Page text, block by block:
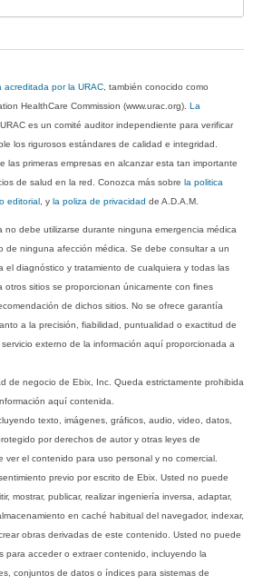
acreditada por la URAC , también conocido como
HealthCare Commission (www.urac.org).La
es un comité auditor independiente para verificar
los rigurosos estándares de calidad e integridad.
las primeras empresas en alcanzar esta tan importante
de salud en la red. Conozca más sobrela politica
editorial , yla poliza de privacidad de A.D.A.M.
debe utilizarse durante ninguna emergencia médica
de ninguna afección médica. Se debe consultar a un
el diagnóstico y tratamiento de cualquiera y todas las
otros sitios se proporcionan únicamente con fines
de dichos sitios. No se ofrece garantía
a la precisión, fiabilidad, puntualidad o exactitud de
externo de la información aquí proporcionada a
de negocio de Ebix, Inc. Queda estrictamente prohibida
aquí contenida.
texto, imágenes, gráficos, audio, video, datos,
por derechos de autor y otras leyes de
el contenido para uso personal y no comercial.
previo por escrito de Ebix. Usted no puede
mostrar, publicar, realizar ingeniería inversa, adaptar,
en caché habitual del navegador, indexar,
obras derivadas de este contenido. Usted no puede
para acceder o extraer contenido, incluyendo la
conjuntos de datos o índices para sistemas de